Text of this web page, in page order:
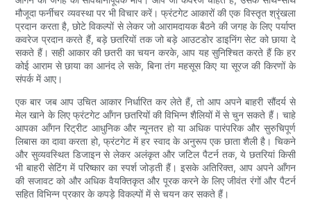
मौजूदा फर्नीचर व्यवस्था पर भी विचार करें। फ्रंटगेट आकारों की एक विस्तृत श्रृंखला
प्रदान करता है, छोटे विकल्पों से लेकर जो आरामदायक बैठने की जगह के लिए पर्याप्त
कवरेज प्रदान करते हैं, बड़े छतरियों तक जो बड़े आउटडोर डाइनिंग सेट को छाया दे
सकते हैं। सही आकार की छतरी का चयन करके, आप यह सुनिश्चित करते हैं कि हर
कोई आराम से छाया का आनंद ले सके, बिना तंग महसूस किए या सूरज की किरणों के
संपर्क में आए।
एक बार जब आप उचित आकार निर्धारित कर लेते हैं, तो आप अपने बाहरी सौंदर्य से
मेल खाने के लिए फ्रंटगेट आँगन छतरियों की विभिन्न शैलियों में से चुन सकते हैं। चाहे
आपका आँगन रिट्रीट आधुनिक और न्यूनतर हो या अधिक पारंपरिक और सुरुचिपूर्ण
लिबास का दावा करता हो, फ्रंटगेट में हर स्वाद के अनुरूप एक छाता शैली है। चिकने
और सुव्यवस्थित डिजाइन से लेकर अलंकृत और जटिल पैटर्न तक, ये छतरियां किसी
भी बाहरी सेटिंग में परिष्कार का स्पर्श जोड़ती हैं। इसके अतिरिक्त, आप अपने आँगन
की सजावट को और अधिक वैयक्तिकृत और पूरक करने के लिए जीवंत रंगों और पैटर्न
सहित विभिन्न प्रकार के कपड़े विकल्पों में से चयन कर सकते हैं।